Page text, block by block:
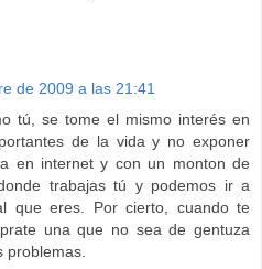
de 2009 a las 21:41
tú, se tome el mismo interés en
de la vida y no exponer
en internet y con un monton de
trabajas tú y podemos ir a
que eres. Por cierto, cuando te
una que no sea de gentuza
problemas.